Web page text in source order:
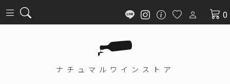
0
ナチュマル ワインストア